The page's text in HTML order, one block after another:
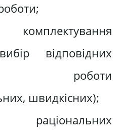
відповідних
роботи
швидкісних);
раціональних